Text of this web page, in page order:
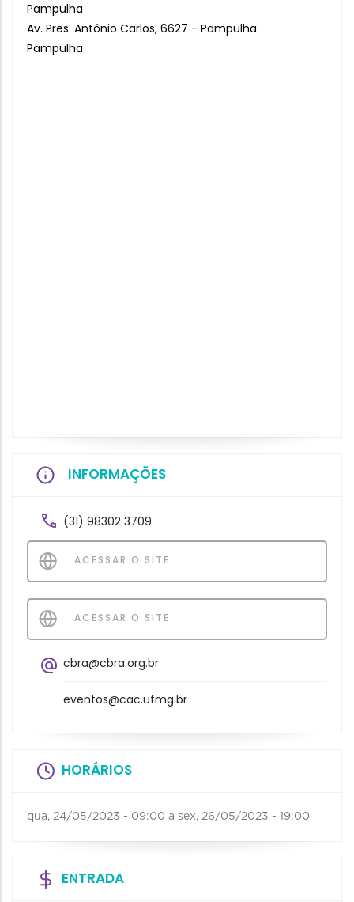
Pampulha
Av. Pres. Antônio Carlos, 6627 - Pampulha
Pampulha
INFORMAÇÕES
(31) 98302 3709
ACESSAR O SITE
ACESSAR O SITE
cbra@cbra.org.br
eventos@cac.ufmg.br
HORÁRIOS
qua, 24/05/2023 - 09:00 a sex, 26/05/2023 - 19:00
ENTRADA